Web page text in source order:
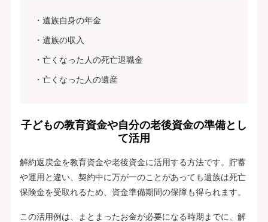
遺族自身の年金
遺族の収入
亡くなった人の死亡退職金
亡くなった人の遺産
子どもの教育資金や自分の老後資金の準備とし
て活用
解約返戻金を教育資金や老後資金に活用する方法です。貯蓄
や運用と違い、契約中に万が一のことがあっても遺族は死亡
保険金を受取れるため、資金準備期間の保障も得られます。
この活用例は、まとまったお金が必要になる時期までに、解